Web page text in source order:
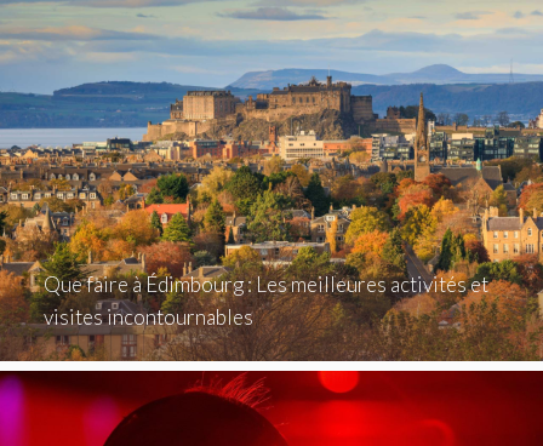
Que faire à Édimbourg : Les meilleures activités et
visites incontournables